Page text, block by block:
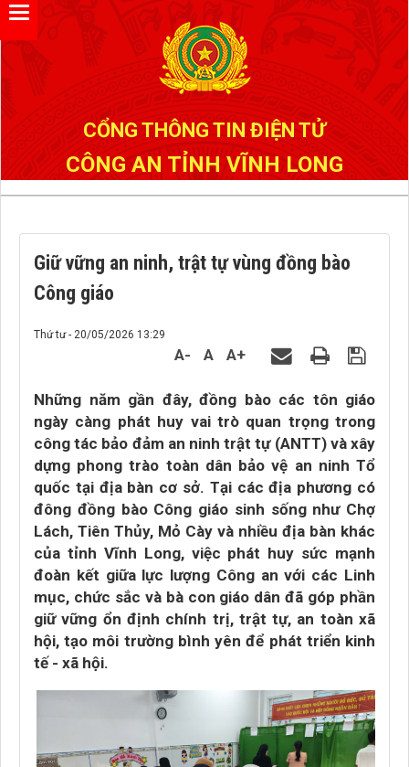
CỔNG THÔNG TIN ĐIỆN TỬ
CÔNG AN TỈNH VĨNH LONG
Giữ vững an ninh, trật tự vùng đồng bào
Công giáo
Thứ tư - 20/05/2026 13:29
A- A A+
Những năm gần đây, đồng bào các tôn giáo
ngày càng phát huy vai trò quan trọng trong
công tác bảo đảm an ninh trật tự (ANTT) và xây
dựng phong trào toàn dân bảo vệ an ninh Tổ
quốc tại địa bàn cơ sở. Tại các địa phương có
đông đồng bào Công giáo sinh sống như Chợ
Lách, Tiên Thủy, Mỏ Cày và nhiều địa bàn khác
của tỉnh Vĩnh Long, việc phát huy sức mạnh
đoàn kết giữa lực lượng Công an với các Linh
mục, chức sắc và bà con giáo dân đã góp phần
giữ vững ổn định chính trị, trật tự, an toàn xã
hội, tạo môi trường bình yên để phát triển kinh
tế - xã hội.